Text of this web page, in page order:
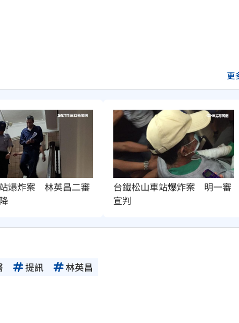
23:36
更
爆炸案　林英昌二審
台鐵松山車站爆炸案　明一審
宣判
提訊 林英昌